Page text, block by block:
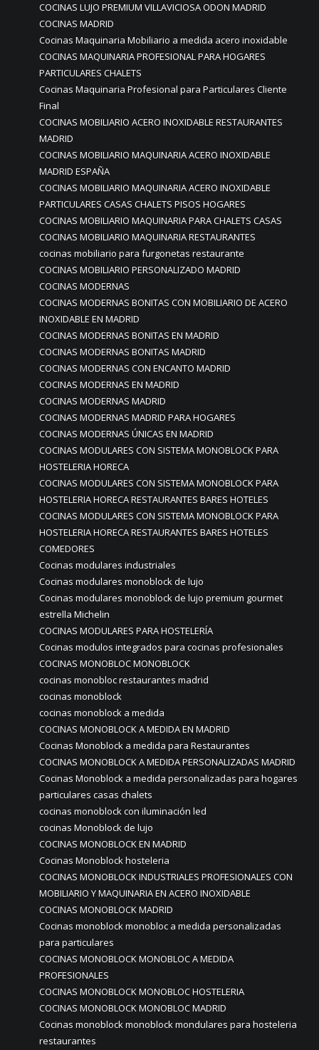
COCINAS LUJO PREMIUM VILLAVICIOSA ODON MADRID
COCINAS MADRID
Cocinas Maquinaria Mobiliario a medida acero inoxidable
COCINAS MAQUINARIA PROFESIONAL PARA HOGARES
PARTICULARES CHALETS
Cocinas Maquinaria Profesional para Particulares Cliente
Final
COCINAS MOBILIARIO ACERO INOXIDABLE RESTAURANTES
MADRID
COCINAS MOBILIARIO MAQUINARIA ACERO INOXIDABLE
MADRID ESPAÑA
COCINAS MOBILIARIO MAQUINARIA ACERO INOXIDABLE
PARTICULARES CASAS CHALETS PISOS HOGARES
COCINAS MOBILIARIO MAQUINARIA PARA CHALETS CASAS
COCINAS MOBILIARIO MAQUINARIA RESTAURANTES
cocinas mobiliario para furgonetas restaurante
COCINAS MOBILIARIO PERSONALIZADO MADRID
COCINAS MODERNAS
COCINAS MODERNAS BONITAS CON MOBILIARIO DE ACERO
INOXIDABLE EN MADRID
COCINAS MODERNAS BONITAS EN MADRID
COCINAS MODERNAS BONITAS MADRID
COCINAS MODERNAS CON ENCANTO MADRID
COCINAS MODERNAS EN MADRID
COCINAS MODERNAS MADRID
COCINAS MODERNAS MADRID PARA HOGARES
COCINAS MODERNAS ÚNICAS EN MADRID
COCINAS MODULARES CON SISTEMA MONOBLOCK PARA
HOSTELERIA HORECA
COCINAS MODULARES CON SISTEMA MONOBLOCK PARA
HOSTELERIA HORECA RESTAURANTES BARES HOTELES
COCINAS MODULARES CON SISTEMA MONOBLOCK PARA
HOSTELERIA HORECA RESTAURANTES BARES HOTELES
COMEDORES
Cocinas modulares industriales
Cocinas modulares monoblock de lujo
Cocinas modulares monoblock de lujo premium gourmet
estrella Michelin
COCINAS MODULARES PARA HOSTELERÍA
Cocinas modulos integrados para cocinas profesionales
COCINAS MONOBLOC MONOBLOCK
cocinas monobloc restaurantes madrid
cocinas monoblock
cocinas monoblock a medida
COCINAS MONOBLOCK A MEDIDA EN MADRID
Cocinas Monoblock a medida para Restaurantes
COCINAS MONOBLOCK A MEDIDA PERSONALIZADAS MADRID
Cocinas Monoblock a medida personalizadas para hogares
particulares casas chalets
cocinas monoblock con iluminación led
cocinas Monoblock de lujo
COCINAS MONOBLOCK EN MADRID
Cocinas Monoblock hosteleria
COCINAS MONOBLOCK INDUSTRIALES PROFESIONALES CON
MOBILIARIO Y MAQUINARIA EN ACERO INOXIDABLE
COCINAS MONOBLOCK MADRID
Cocinas monoblock monobloc a medida personalizadas
para particulares
COCINAS MONOBLOCK MONOBLOC A MEDIDA
PROFESIONALES
COCINAS MONOBLOCK MONOBLOC HOSTELERIA
COCINAS MONOBLOCK MONOBLOC MADRID
Cocinas monoblock monoblock mondulares para hosteleria
restaurantes